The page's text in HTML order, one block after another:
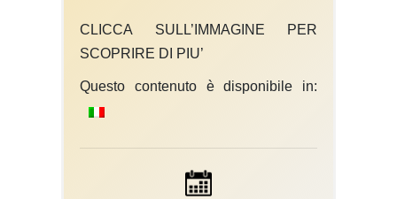
CLICCA SULL’IMMAGINE PER
SCOPRIRE DI PIU’
Questo contenuto è disponibile in: